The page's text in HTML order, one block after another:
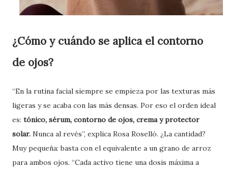
¿Cómo y cuándo se aplica el contorno
de ojos?
“En la rutina facial siempre se empieza por las texturas más
ligeras y se acaba con las más densas. Por eso el orden ideal
es: tónico, sérum, contorno de ojos, crema y protector
solar. Nunca al revés”, explica Rosa Roselló. ¿La cantidad?
Muy pequeña: basta con el equivalente a un grano de arroz
para ambos ojos. “Cada activo tiene una dosis máxima a